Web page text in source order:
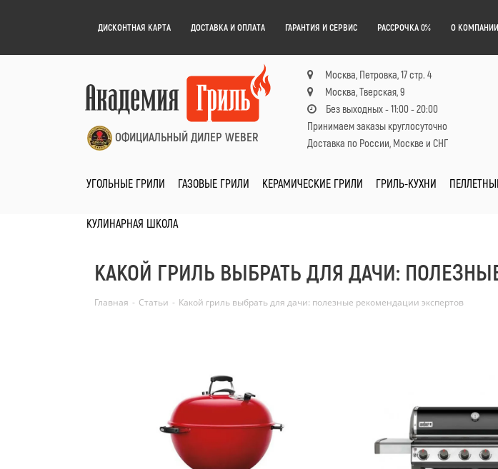
ДИСКОНТНАЯ КАРТА ДОСТАВКА И ОПЛАТА ГАРАНТИЯ И СЕРВИС РАССРОЧКА 0% О КОМПАНИИ
ОФИЦИАЛЬНЫЙ ДИЛЕР WEBER
Москва, Петровка, 17 стр. 4
Москва, Тверская, 9
Без выходных - 11:00 - 20:00
Принимаем заказы круглосуточно
Доставка по России, Москве и СНГ
УГОЛЬНЫЕ ГРИЛИ ГАЗОВЫЕ ГРИЛИ КЕРАМИЧЕСКИЕ ГРИЛИ ГРИЛЬ-КУХНИ
КУЛИНАРНАЯ ШКОЛА
КАКОЙ ГРИЛЬ ВЫБРАТЬ ДЛЯ ДАЧИ:
Главная - Статьи - Какой гриль выбрать для дачи: полезные рекомендации экспертов